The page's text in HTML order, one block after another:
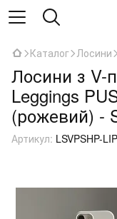
Каталог Лосини
Лосини з V-
Leggings
(рожевий) -
Артикул: LSVPSHP-